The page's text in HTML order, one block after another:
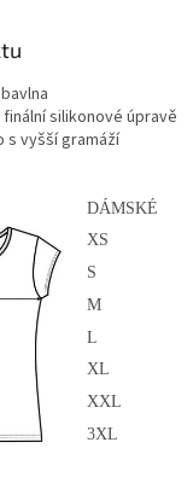
silikonové úpravě
s vyšší gramáží
DÁMSKÉ
XS
S
M
L
XL
XXL
3XL